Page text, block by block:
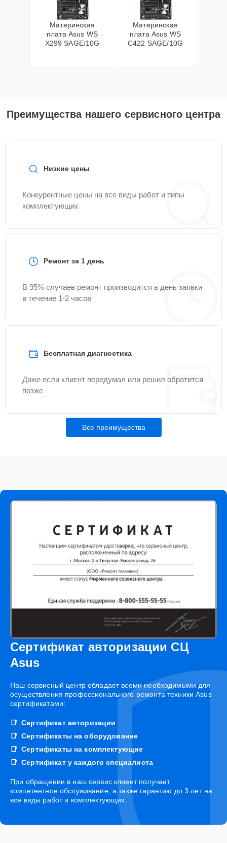
Материнская
плата Asus WS
X299 SAGE/10G
Материнская
плата Asus WS
C422 SAGE/10G
Преимущества нашего сервисного центра
Низкие цены
Конкурентные цены на все виды работ и типы
комплектующих
Ремонт за 1 день
В 95% случаев ремонт производится в день заявки
в течение 1-2 часов
Бесплатная диагностика
Даже если клиент передумал или решил обратится
позже
Все преимущества
Сертификат авторизации СЦ
Asus
Наш сервисный центр обладает всеми необходимыми для
осуществления профессионального ремонта техники Asus
сертификатами:
Сертификат авторизации
Сертификаты на оборудование
Сертификаты на комплектующие
Сертификат у каждого специалиста
При обращении в наш сервис клиент получает
компетентное обслуживание, а также гарантию до 3 лет на
все виды работ и комплектующих.